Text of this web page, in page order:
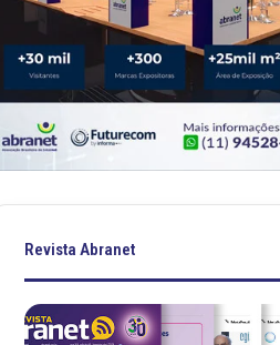
Revista Abranet
R
e